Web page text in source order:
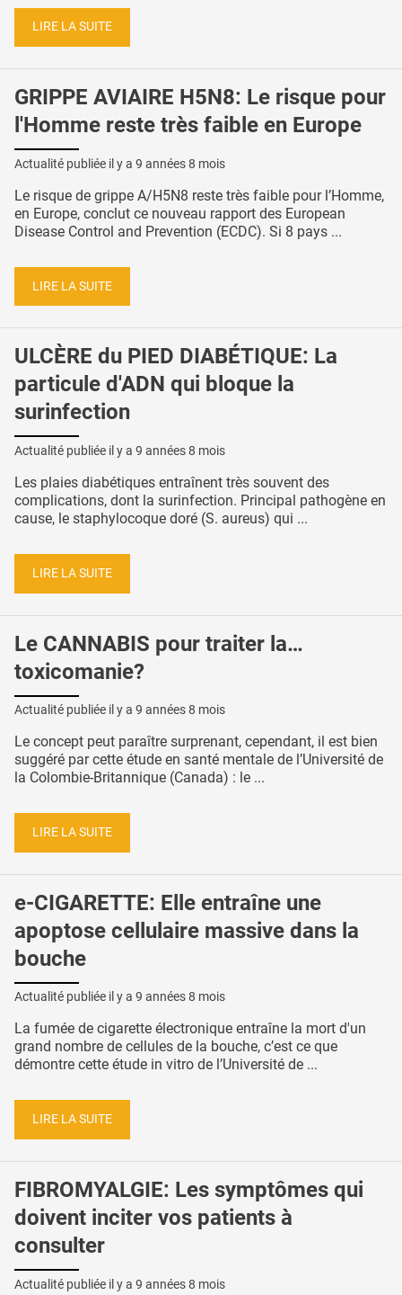
LIRE LA SUITE
GRIPPE AVIAIRE H5N8: Le risque pour
l'Homme reste très faible en Europe
Actualité publiée il y a 9 années 8 mois
Le risque de grippe A/H5N8 reste très faible pour l’Homme,
en Europe, conclut ce nouveau rapport des European
Disease Control and Prevention (ECDC). Si 8 pays ...
LIRE LA SUITE
ULCÈRE du PIED DIABÉTIQUE: La
particule d'ADN qui bloque la
surinfection
Actualité publiée il y a 9 années 8 mois
Les plaies diabétiques entraînent très souvent des
complications, dont la surinfection. Principal pathogène en
cause, le staphylocoque doré (S. aureus) qui ...
LIRE LA SUITE
Le CANNABIS pour traiter la…
toxicomanie?
Actualité publiée il y a 9 années 8 mois
Le concept peut paraître surprenant, cependant, il est bien
suggéré par cette étude en santé mentale de l’Université de
la Colombie-Britannique (Canada) : le ...
LIRE LA SUITE
e-CIGARETTE: Elle entraîne une
apoptose cellulaire massive dans la
bouche
Actualité publiée il y a 9 années 8 mois
La fumée de cigarette électronique entraîne la mort d'un
grand nombre de cellules de la bouche, c’est ce que
démontre cette étude in vitro de l’Université de ...
LIRE LA SUITE
FIBROMYALGIE: Les symptômes qui
doivent inciter vos patients à
consulter
Actualité publiée il y a 9 années 8 mois